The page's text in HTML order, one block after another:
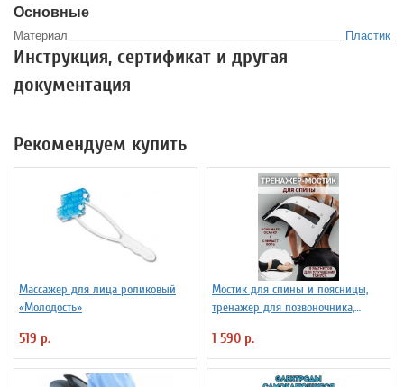
Основные
Материал Пластик
Инструкция, сертификат и другая
документация
Рекомендуем купить
Массажер для лица роликовый
«Молодость»
519 р.
Мостик для спины и поясницы,
тренажер для позвоночника,
1 590 р.